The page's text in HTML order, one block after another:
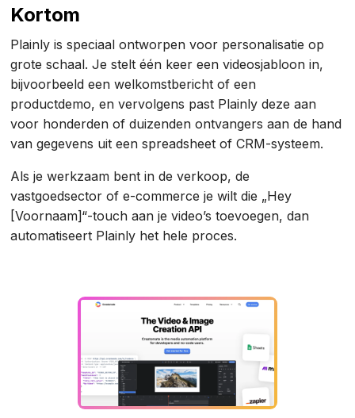
Kortom
Plainly is speciaal ontworpen voor personalisatie op
grote schaal. Je stelt één keer een videosjabloon in,
bijvoorbeeld een welkomstbericht of een
productdemo, en vervolgens past Plainly deze aan
voor honderden of duizenden ontvangers aan de hand
van gegevens uit een spreadsheet of CRM-systeem.
Als je werkzaam bent in de verkoop, de
vastgoedsector of e-commerce je wilt die „Hey
[Voornaam]“-touch aan je video’s toevoegen, dan
automatiseert Plainly het hele proces.